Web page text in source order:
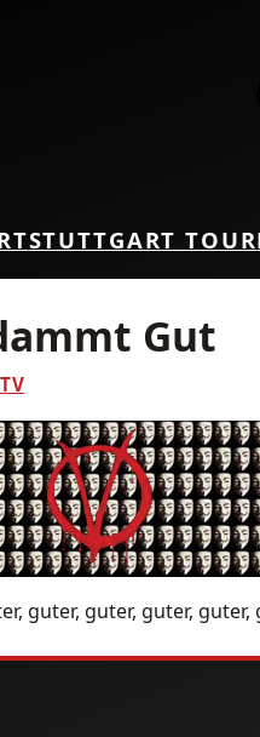
STUTTGART TOUR
Gut
guter, guter, guter, guter,